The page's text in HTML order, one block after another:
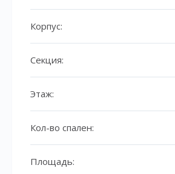
Корпус:
Секция:
Этаж:
Кол-во спален:
Площадь: